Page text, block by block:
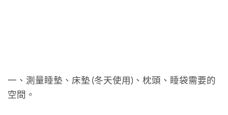
一、測量睡墊、床墊 (冬天使用)、枕頭、睡袋需要的
空間。